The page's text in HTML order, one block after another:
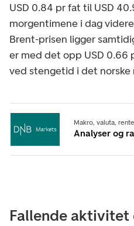
USD 0.84 pr fat til USD
morgentimene i dag
Brent-prisen ligger
er med det opp USD 0.66
ved stengetid i det
Makro, valuta,
Analyser og
Fallende aktivitet